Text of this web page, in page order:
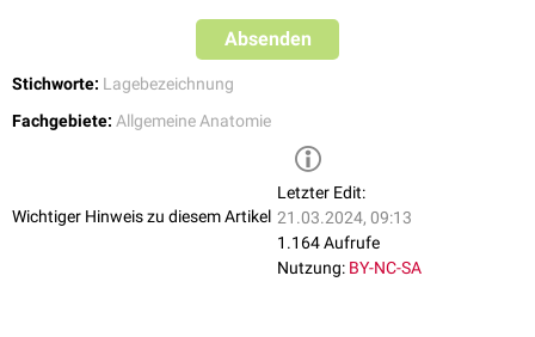
Absenden
Stichworte: Lagebezeichnung
Fachgebiete: Allgemeine Anatomie
Wichtiger Hinweis zu diesem Artikel
Letzter Edit:
21.03.2024, 09:13
1.164 Aufrufe
Nutzung: BY-NC-SA